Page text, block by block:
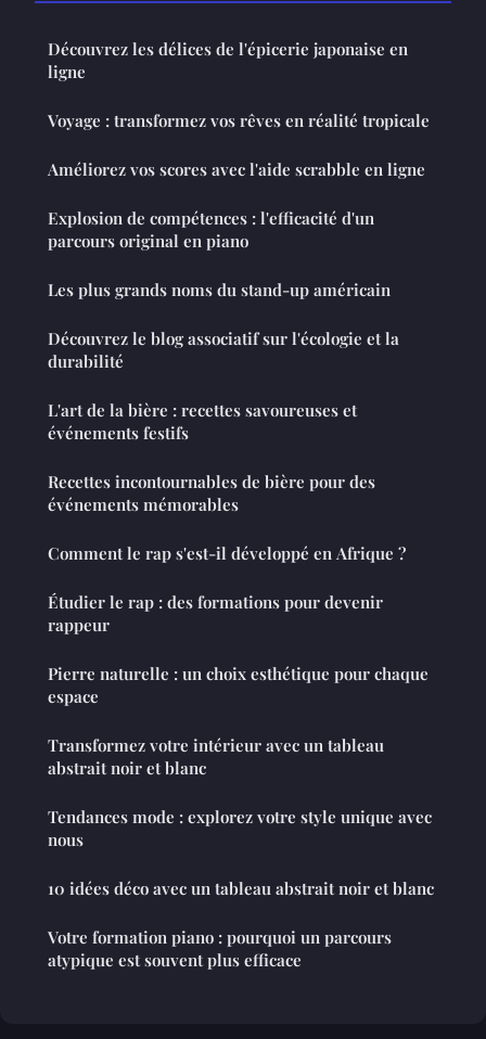
Découvrez les délices de l'épicerie japonaise en
ligne
Voyage : transformez vos rêves en réalité tropicale
Améliorez vos scores avec l'aide scrabble en ligne
Explosion de compétences : l'efficacité d'un
parcours original en piano
Les plus grands noms du stand-up américain
Découvrez le blog associatif sur l'écologie et la
durabilité
L'art de la bière : recettes savoureuses et
événements festifs
Recettes incontournables de bière pour des
événements mémorables
Comment le rap s'est-il développé en Afrique ?
Étudier le rap : des formations pour devenir
rappeur
Pierre naturelle : un choix esthétique pour chaque
espace
Transformez votre intérieur avec un tableau
abstrait noir et blanc
Tendances mode : explorez votre style unique avec
nous
10 idées déco avec un tableau abstrait noir et blanc
Votre formation piano : pourquoi un parcours
atypique est souvent plus efficace